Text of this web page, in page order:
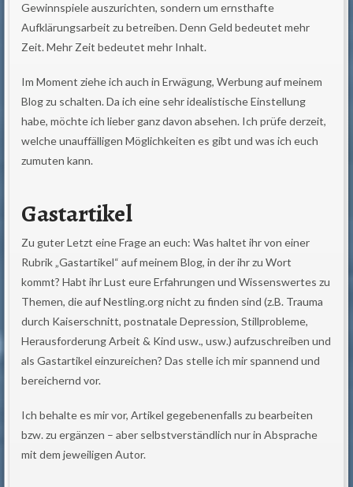
Gewinnspiele auszurichten, sondern um ernsthafte
Aufklärungsarbeit zu betreiben. Denn Geld bedeutet mehr
Zeit. Mehr Zeit bedeutet mehr Inhalt.
Im Moment ziehe ich auch in Erwägung, Werbung auf meinem
Blog zu schalten. Da ich eine sehr idealistische Einstellung
habe, möchte ich lieber ganz davon absehen. Ich prüfe derzeit,
welche unauffälligen Möglichkeiten es gibt und was ich euch
zumuten kann.
Gastartikel
Zu guter Letzt eine Frage an euch: Was haltet ihr von einer
Rubrik „Gastartikel“ auf meinem Blog, in der ihr zu Wort
kommt? Habt ihr Lust eure Erfahrungen und Wissenswertes zu
Themen, die auf Nestling.org nicht zu finden sind (z.B. Trauma
durch Kaiserschnitt, postnatale Depression, Stillprobleme,
Herausforderung Arbeit & Kind usw., usw.) aufzuschreiben und
als Gastartikel einzureichen? Das stelle ich mir spannend und
bereichernd vor.
Ich behalte es mir vor, Artikel gegebenenfalls zu bearbeiten
bzw. zu ergänzen – aber selbstverständlich nur in Absprache
mit dem jeweiligen Autor.